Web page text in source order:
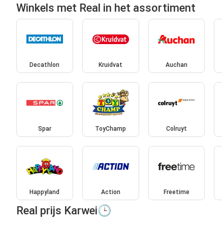
Winkels met Real in het assortiment
Decathlon Kruidvat Auchan
Spar ToyChamp Colruyt
Happyland Action Freetime
Real prijs Karwei🕒